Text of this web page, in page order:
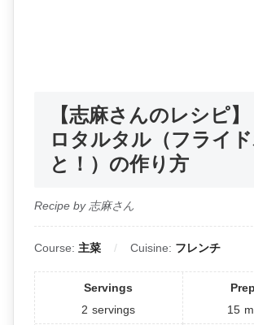
【志麻さんのレシピ
ロタルタル（フライ
と！）の作り方
Recipe by 志麻さん
Course: 主菜 Cuisine: フレンチ
Servings
2 servings
15